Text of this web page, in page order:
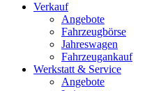
Verkauf
Angebote
Fahrzeugbörse
Jahreswagen
Fahrzeugankauf
Werkstatt & Service
Angebote